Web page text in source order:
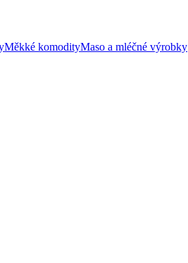
Měkké komodityMaso a mléčné výrobky